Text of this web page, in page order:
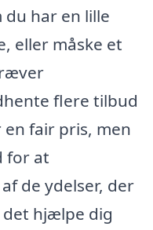
har en lille
eller måske et
flere tilbud
fair pris, men
for at
de ydelser, der
hjælpe dig